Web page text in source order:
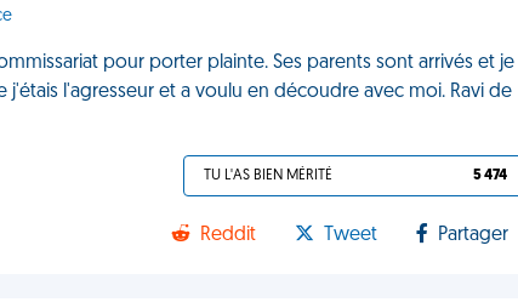
pour porter plainte. Ses parents sont arrivés et je
l'agresseur et a voulu en découdre avec moi. Ravi de
TU L'AS BIEN MÉRITÉ 5 474
Reddit Tweet Partager